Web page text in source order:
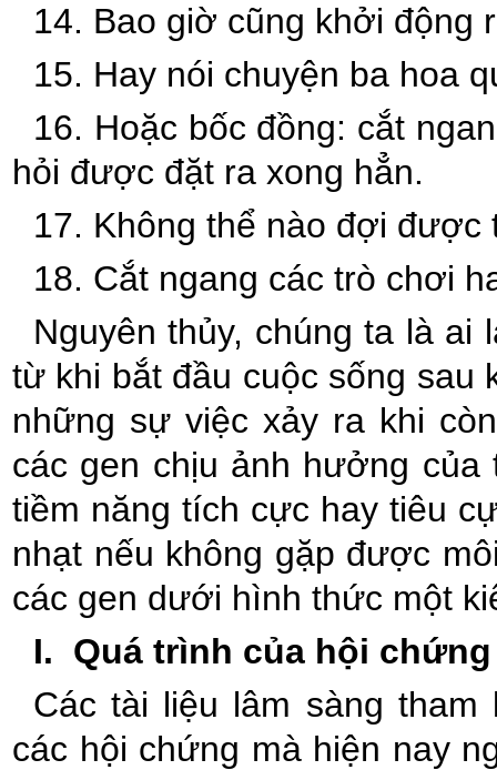
14. Bao giờ cũng khởi động
15. Hay nói chuyện ba hoa
16. Hoặc bốc đồng: cắt
hỏi được đặt ra xong hẳn.
17. Không thể nào đợi
18. Cắt ngang các trò chơi
Nguyên thủy, chúng ta là ai
từ khi bắt đầu cuộc sống sau
những sự việc xảy ra khi
các gen chịu ảnh hưởng
tiềm năng tích cực hay tiêu
nhạt nếu không gặp được
các gen dưới hình thức một
I. Quá trình của hội chứng
Các tài liệu lâm sàng
các hội chứng mà hiện nay